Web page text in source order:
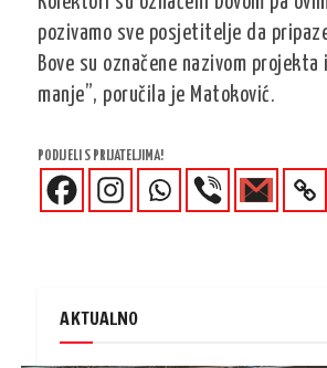
pozivamo sve posjetitelje da
Bove su označene nazivom projekta
manje”, poručila je Matoković.
PODIJELI S PRIJATELJIMA!
AKTUALNO